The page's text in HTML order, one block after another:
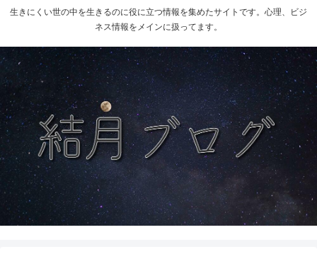
生きにくい世の中を生きるのに役に立つ情報を集めたサイトです。心理、ビジ
ネス情報をメインに扱ってます。